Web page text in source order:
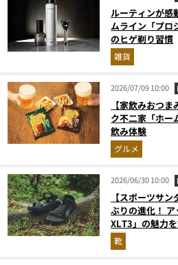
ルーティンが感
ムライン「プロ
のヒゲ剃り習慣
雑貨
2026/07/09 10:00
【家飲みおつ
ク不二家「ホー
飲み体験
グルメ
2026/06/30 10:00
【スポーツサ
ぶりの進化！
XLT3」の魅力
解説！
靴